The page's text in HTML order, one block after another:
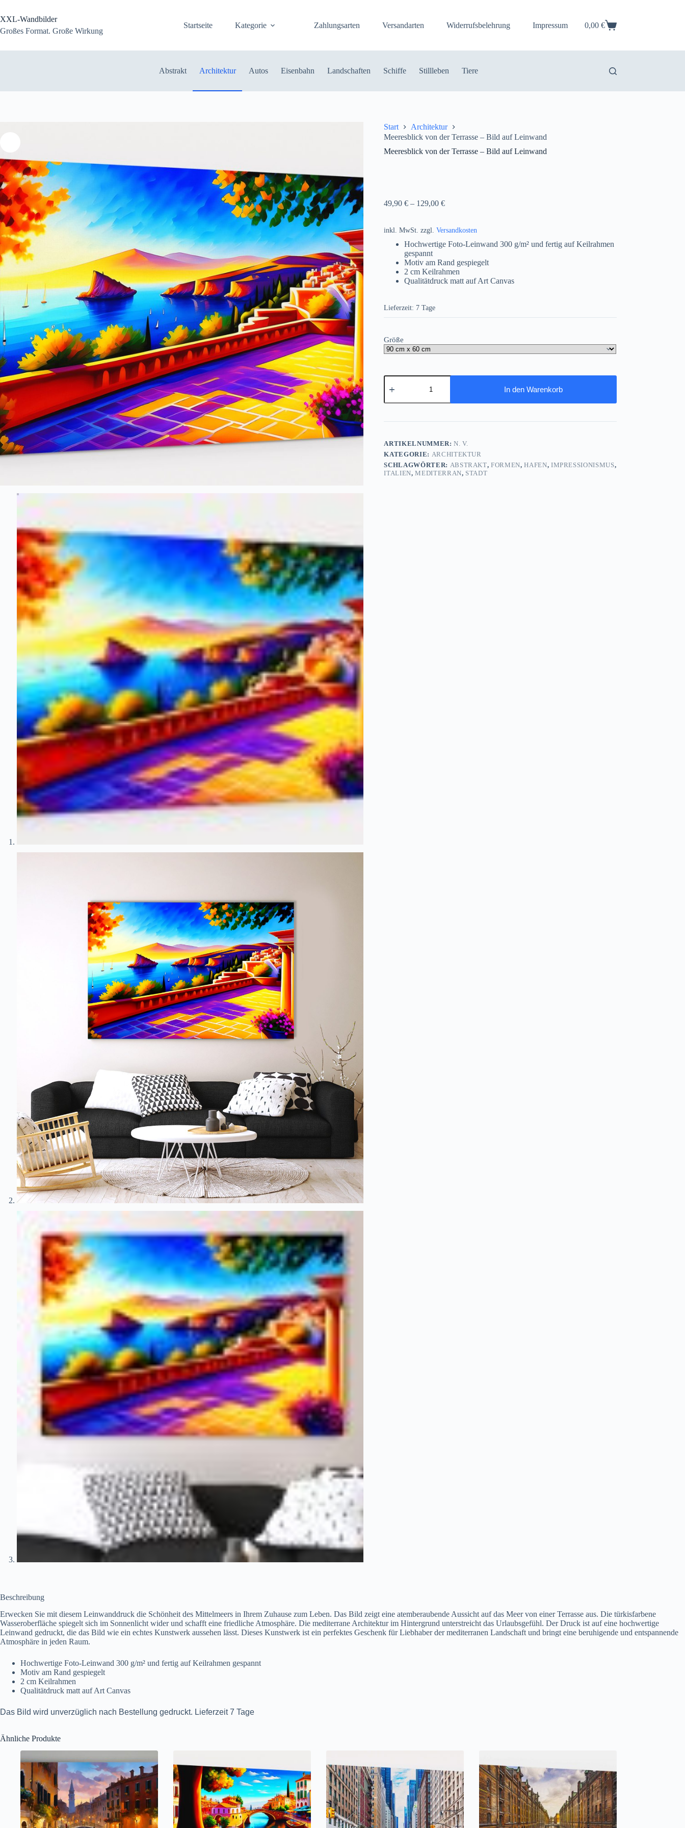
springen
XXL-Wandbilder
Großes Format. Große Wirkung
Startseite Kategorie Zahlungsarten Versandarten Widerrufsbelehrung Impressum Warenkorb
0,00 €
Abstrakt Architektur Autos Eisenbahn Landschaften Schiffe Stillleben Tiere
Start
Architektur
Meeresblick von der Terrasse – Bild auf Leinwand
Meeresblick von der Terrasse – Bild auf Leinwand
49,90€ – 129,00€
inkl. MwSt. zzgl.Versandkosten
Hochwertige Foto-Leinwand 300 g/m² und fertig auf Keilrahmen
gespannt
Motiv am Rand gespiegelt
2 cm Keilrahmen
Qualitätdruck matt auf Art Canvas
Lieferzeit: 7 Tage
Größe
Meeresblick
von
Terrasse
Bild
Leinwand
Menge
In den Warenkorb
ARTIKELNUMMER:N. V.
KATEGORIE: ARCHITEKTUR
SCHLAGWÖRTER: ABSTRAKT,FORMEN,HAFEN, IMPRESSIONISMUS,
ITALIEN,MEDITERRAN, STADT
Beschreibung
Erwecken Sie mit diesem Leinwanddruck die Schönheit des Mittelmeers in Ihrem Zuhause zum Leben. Das Bild zeigt eine atemberaubende Aussicht auf das Meer von einer Terrasse aus. Die türkisfarbene
Wasseroberfläche spiegelt sich im Sonnenlicht wider und schafft eine friedliche Atmosphäre. Die mediterrane Architektur im Hintergrund unterstreicht das Urlaubsgefühl. Der Druck ist auf eine hochwertige
Leinwand gedruckt, die das Bild wie ein echtes Kunstwerk aussehen lässt. Dieses Kunstwerk ist ein perfektes Geschenk für Liebhaber der mediterranen Landschaft und bringt eine beruhigende und entspannende
Atmosphäre in jeden Raum.
Hochwertige Foto-Leinwand 300 g/m² und fertig auf Keilrahmen gespannt
Motiv am Rand gespiegelt
2 cm Keilrahmen
Qualitätdruck matt auf Art Canvas
Das Bild wird unverzüglich nach Bestellung gedruckt. Lieferzeit 7 Tage
Ähnliche Produkte